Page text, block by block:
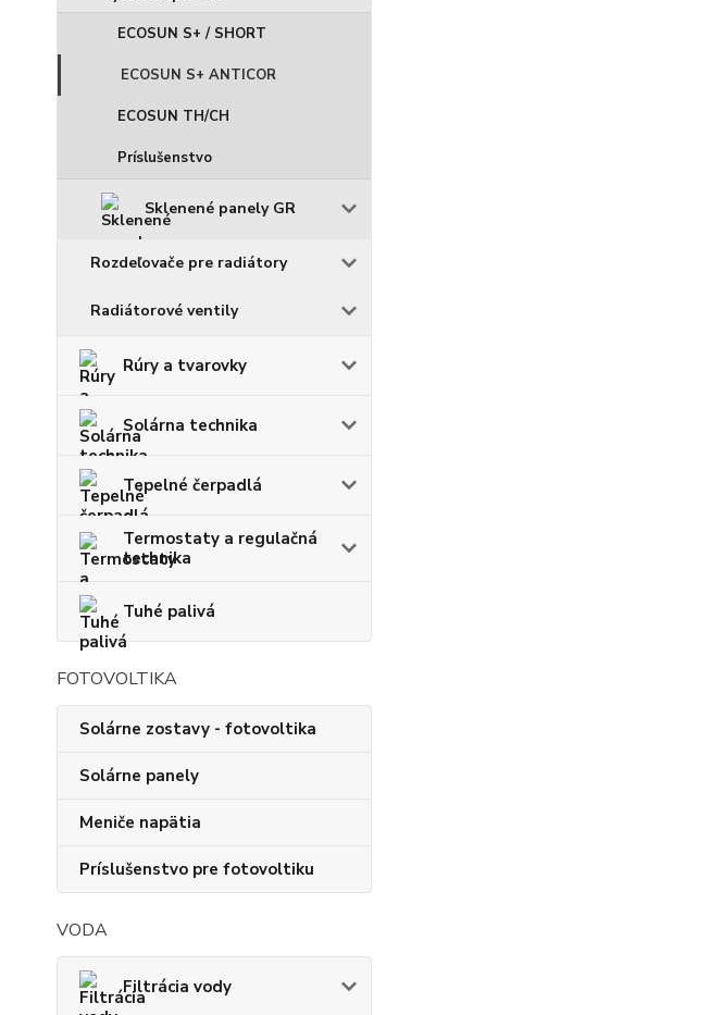
ECOSUN S+ / SHORT
ECOSUN S+ ANTICOR
ECOSUN TH/CH
Príslušenstvo
Sklenené panely GR
Rozdeľovače pre radiátory
Radiátorové ventily
Rúry a tvarovky
Solárna technika
Tepelné čerpadlá
Termostaty a regulačná
technika
Tuhé palivá
FOTOVOLTIKA
Solárne zostavy - fotovoltika
Solárne panely
Meniče napätia
Príslušenstvo pre fotovoltiku
VODA
Filtrácia vody